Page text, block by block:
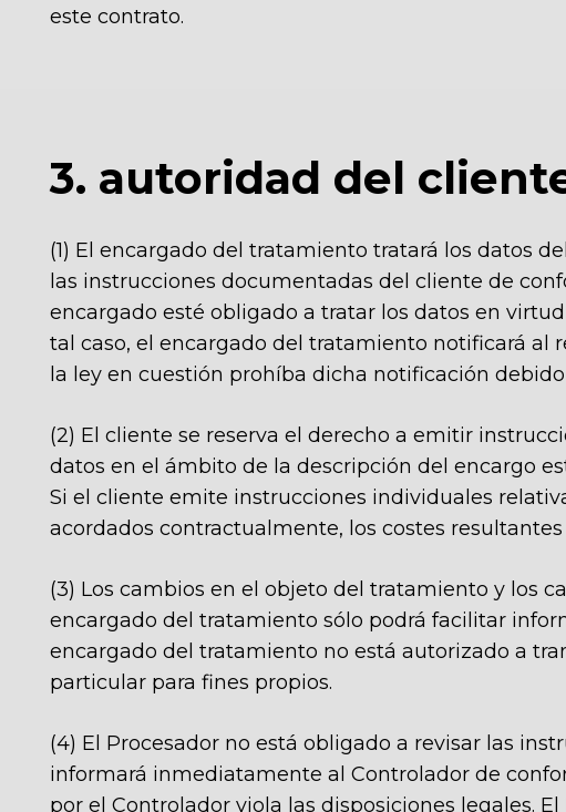
este contrato.
3. autoridad del
(1) El encargado del tratamiento tratará los datos
las instrucciones documentadas del cliente de
encargado esté obligado a tratar los datos en
tal caso, el encargado del tratamiento notificará al
la ley en cuestión prohíba dicha notificación
(2) El cliente se reserva el derecho a emitir
datos en el ámbito de la descripción del encargo
Si el cliente emite instrucciones individuales
acordados contractualmente, los costes
(3) Los cambios en el objeto del tratamiento y los
encargado del tratamiento sólo podrá facilitar
encargado del tratamiento no está autorizado a
particular para fines propios.
(4) El Procesador no está obligado a revisar las
informará inmediatamente al Controlador de
por el Controlador viola las disposiciones legales.